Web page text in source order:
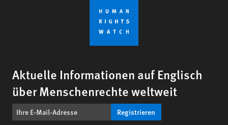
Aktuelle Informationen auf Englisch
über Menschenrechte weltweit
Registrieren